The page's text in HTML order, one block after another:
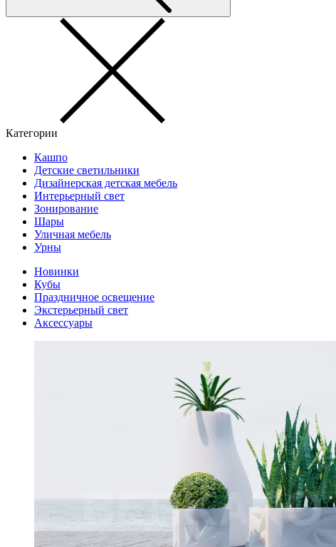
Категории
Кашпо
Детские светильники
Дизайнерская детская мебель
Интерьерный свет
Зонирование
Шары
Уличная мебель
Урны
Новинки
Кубы
Праздничное освещение
Экстерьерный свет
Аксессуары